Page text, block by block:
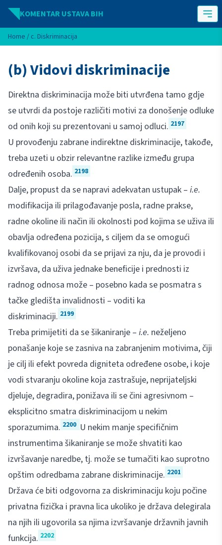
Idi na sadržaj
KOMENTAR USTAVA BIH
Home / c. Diskriminacija
(b) Vidovi diskriminacije
Direktna diskriminacija može biti utvrđena tamo gdje
se utvrdi da postoje različiti motivi za donošenje odluke
od onih koji su prezentovani u samoj odluci. 2197
U provođenju zabrane indirektne diskriminacije, takođe,
treba uzeti u obzir relevantne razlike između grupa
određenih osoba. 2198
Dalje, propust da se napravi adekvatan ustupak – i.e.
modifikacija ili prilagođavanje posla, radne prakse,
radne okoline ili način ili okolnosti pod kojima se uživa ili
obavlja određena pozicija, s ciljem da se omogući
kvalifikovanoj osobi da se prijavi za nju, da je provodi i
izvršava, da uživa jednake beneficije i prednosti iz
radnog odnosa može – posebno kada se posmatra s
tačke gledišta invalidnosti – voditi ka
diskriminaciji. 2199
Treba primijetiti da se šikaniranje – i.e. neželjeno
ponašanje koje se zasniva na zabranjenim motivima, čiji
je cilj ili efekt povreda digniteta određene osobe, i koje
vodi stvaranju okoline koja zastrašuje, neprijateljski
djeluje, degradira, ponižava ili se čini agresivnom –
eksplicitno smatra diskriminacijom u nekim
sporazumima. 2200 U nekim manje specifičnim
instrumentima šikaniranje se može shvatiti kao
izvršavanje naredbe, tj. može se tumačiti kao suprotno
opštim odredbama zabrane diskriminacije. 2201
Država će biti odgovorna za diskriminaciju koju počine
privatna fizička i pravna lica ukoliko je država delegirala
na njih ili ugovorila sa njima izvršavanje državnih javnih
funkcija. 2202